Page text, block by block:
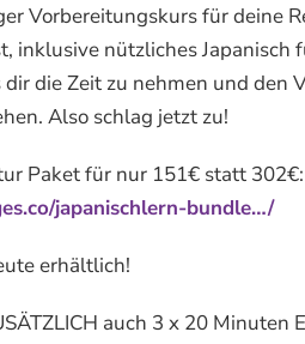
Vorbereitungskurs für deine
inklusive nützliches
die Zeit zu nehmen und
Also schlag jetzt zu!
Paket für nur 151€ statt 302€:
japanischlern-bundle…/
erhältlich!
auch 3 x 20